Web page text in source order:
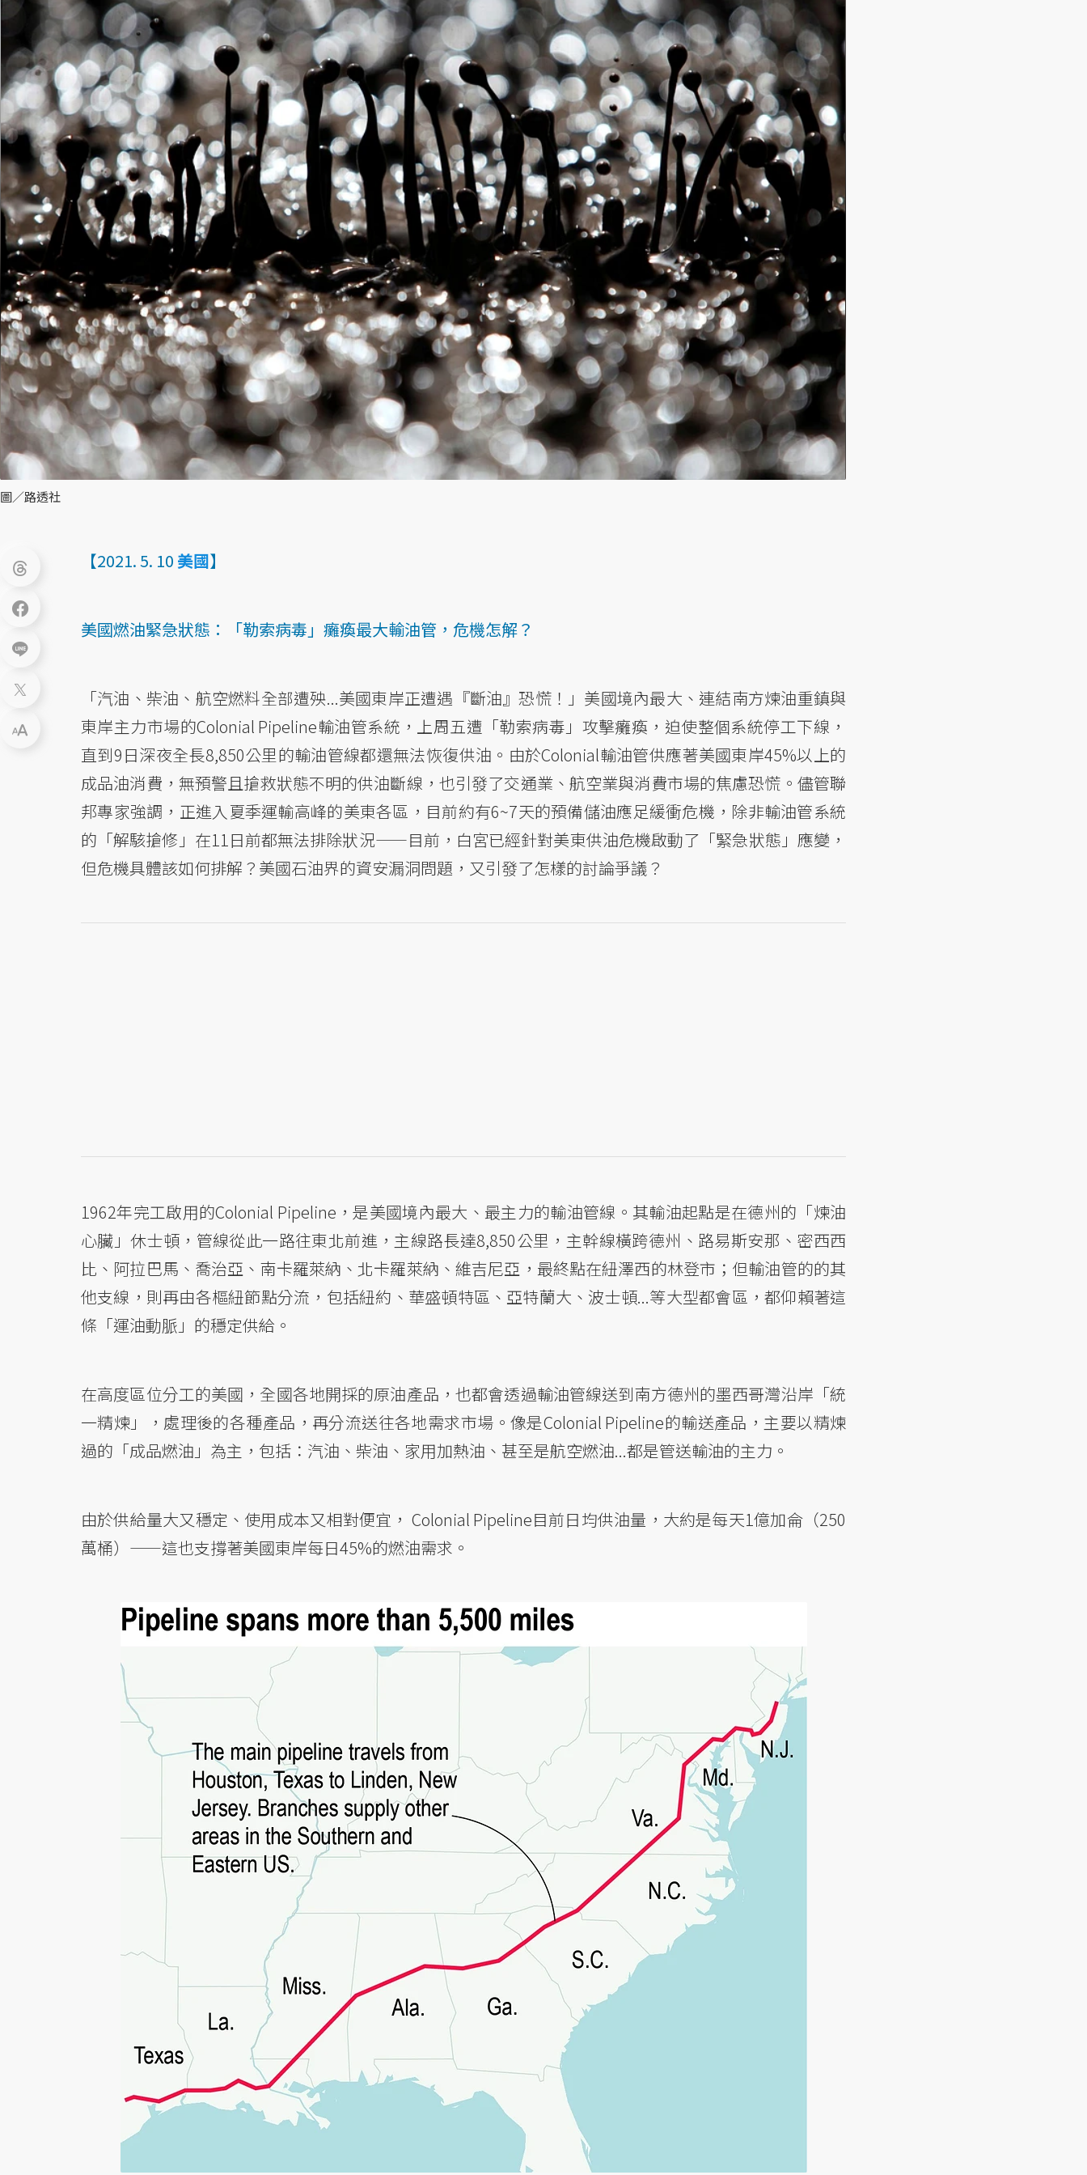
圖／路透社
【2021. 5. 10 美國】
美國燃油緊急狀態：「勒索病毒」癱瘓最大輸油管，危機怎解？
「汽油、柴油、航空燃料全部遭殃...美國東岸正遭遇『斷油』恐慌！」美國境內最大、連結南方煉油重鎮與
東岸主力市場的Colonial Pipeline輸油管系統，上周五遭「勒索病毒」攻擊癱瘓，迫使整個系統停工下線，
直到9日深夜全長8,850公里的輸油管線都還無法恢復供油。由於Colonial輸油管供應著美國東岸45%以上的
成品油消費，無預警且搶救狀態不明的供油斷線，也引發了交通業、航空業與消費市場的焦慮恐慌。儘管聯
邦專家強調，正進入夏季運輸高峰的美東各區，目前約有6~7天的預備儲油應足緩衝危機，除非輸油管系統
的「解駭搶修」在11日前都無法排除狀況——目前，白宮已經針對美東供油危機啟動了「緊急狀態」應變，
但危機具體該如何排解？美國石油界的資安漏洞問題，又引發了怎樣的討論爭議？
1962年完工啟用的Colonial Pipeline，是美國境內最大、最主力的輸油管線。其輸油起點是在德州的「煉油
心臟」休士頓，管線從此一路往東北前進，主線路長達8,850公里，主幹線橫跨德州、路易斯安那、密西西
比、阿拉巴馬、喬治亞、南卡羅萊納、北卡羅萊納、維吉尼亞，最終點在紐澤西的林登市；但輸油管的的其
他支線，則再由各樞紐節點分流，包括紐約、華盛頓特區、亞特蘭大、波士頓...等大型都會區，都仰賴著這
條「運油動脈」的穩定供給。
在高度區位分工的美國，全國各地開採的原油產品，也都會透過輸油管線送到南方德州的墨西哥灣沿岸「統
一精煉」，處理後的各種產品，再分流送往各地需求市場。像是Colonial Pipeline的輸送產品，主要以精煉
過的「成品燃油」為主，包括：汽油、柴油、家用加熱油、甚至是航空燃油...都是管送輸油的主力。
由於供給量大又穩定、使用成本又相對便宜， Colonial Pipeline目前日均供油量，大約是每天1億加侖（250
萬桶）——這也支撐著美國東岸每日45%的燃油需求。